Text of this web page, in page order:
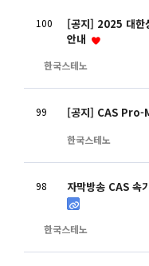
100
[공지] 2025 대한
안내
한국스테노
99 [공지] CAS Pro-
한국스테노
98 자막방송 CAS 속
한국스테노